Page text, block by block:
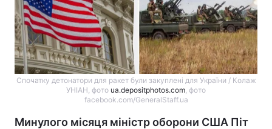
Спочатку детонатори для ракет були закуплені для України / Колаж
УНІАН, фото ua.depositphotos.com , фото
facebook.com/GeneralStaff.ua
Минулого місяця міністр оборони США Піт